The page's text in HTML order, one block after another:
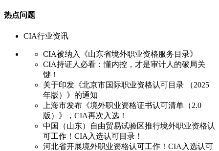
热点问题
CIA行业资讯
CIA被纳入《山东省境外职业资格服务目录》
CIA持证人必看：懂内控，才是审计人的破局关
键！
关于印发《北京市国际职业资格认可目录 （2025
年版）》的通知
上海市发布《境外职业资格证书认可清单（2.0
版）》，CIA再次入选！
中国（山东）自由贸易试验区推行境外职业资格认
可工作！CIA入选认可目录！
河北省开展境外职业资格认可工作！CIA入选认可